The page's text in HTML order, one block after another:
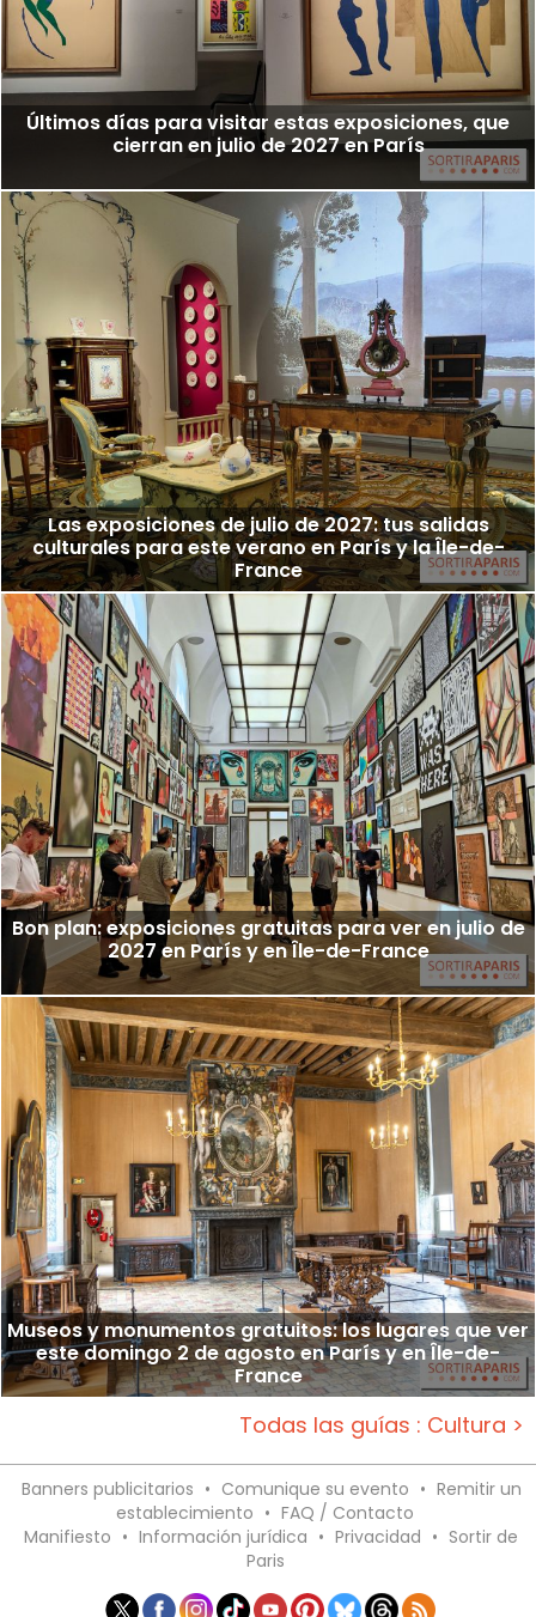
Últimos días para visitar estas exposiciones, que
cierran en julio de 2027 en París
Las exposiciones de julio de 2027: tus salidas
culturales para este verano en París y la Île-de-
France
Bon plan: exposiciones gratuitas para ver en julio de
2027 en París y en Île-de-France
Museos y monumentos gratuitos: los lugares que ver
este domingo 2 de agosto en París y en Île-de-
France
Todas las guías : Cultura >
Banners publicitarios • Comunique su evento • Remitir un
establecimiento • FAQ / Contacto
Manifiesto • Información jurídica • Privacidad • Sortir de
Paris